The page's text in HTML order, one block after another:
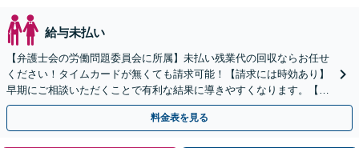
給与未払い
【弁護士会の労働問題委員会に所属】未払い残業代の回収ならお任せ
ください！タイムカードが無くても請求可能！【請求には時効あり】
早期にご相談いただくことで有利な結果に導きやすくなります。【初
回面談無料】女性スタッフも多数在籍
料金表を見る